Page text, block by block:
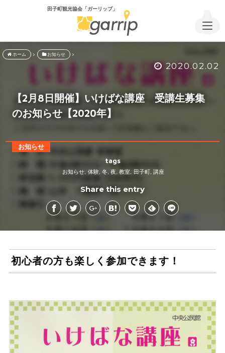
田子町観光協会「ガーリップ」
ホーム お知らせ
2020.02.02
【2月8日開催】いけばな講座 受講生募集
のお知らせ【2020年】
お知らせ
tags
お知らせ 体験, 冬, 夜 教室 田子町 講座
Share this entry
初心者の方も楽しく参加できます！